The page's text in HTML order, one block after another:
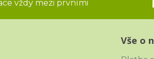
vždy mezi prvními
Vše o